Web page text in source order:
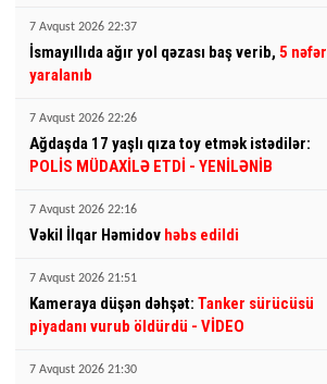
7 Avqust 2026 22:37
İsmayıllıda ağır yol qəzası baş verib, 5 nəfər
yaralanıb
7 Avqust 2026 22:26
Ağdaşda 17 yaşlı qıza toy etmək istədilər:
POLİS MÜDAXİLƏ ETDİ - YENİLƏNİB
7 Avqust 2026 22:16
Vəkil İlqar Həmidov həbs edildi
7 Avqust 2026 21:51
Kameraya düşən dəhşət: Tanker sürücüsü
piyadanı vurub öldürdü - VİDEO
7 Avqust 2026 21:30